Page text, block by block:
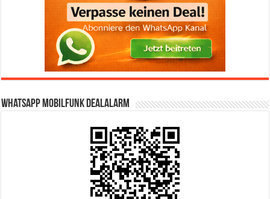
WhatsApp Mobilfunk DealAlarm